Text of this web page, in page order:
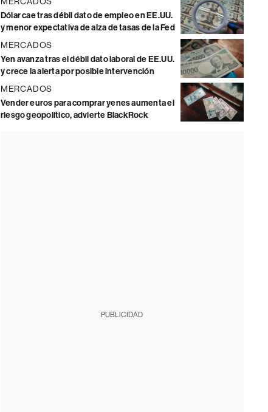
Dólar cae tras débil dato de empleo en EE.UU.
y menor expectativa de alza de tasas de la Fed
MERCADOS
Yen avanza tras el débil dato laboral de EE.UU.
y crece la alerta por posible intervención
MERCADOS
Vender euros para comprar yenes aumenta el
riesgo geopolítico, advierte BlackRock
PUBLICIDAD